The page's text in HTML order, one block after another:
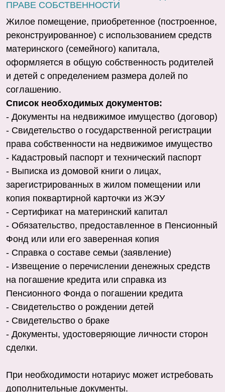
ПРАВЕ СОБСТВЕННОСТИ
Жилое помещение, приобретенное (построенное,
реконструированное) с использованием средств
материнского (семейного) капитала,
оформляется в общую собственность родителей
и детей с определением размера долей по
соглашению.
Список необходимых документов:
- Документы на недвижимое имущество (договор)
- Свидетельство о государственной регистрации
права собственности на недвижимое имущество
- Кадастровый паспорт и технический паспорт
- Выписка из домовой книги о лицах,
зарегистрированных в жилом помещении или
копия поквартирной карточки из ЖЭУ
- Сертификат на материнский капитал
- Обязательство, предоставленное в Пенсионный
Фонд или или его заверенная копия
- Справка о составе семьи (заявление)
- Извещение о перечислении денежных средств
на погашение кредита или справка из
Пенсионного Фонда о погашении кредита
- Свидетельство о рождении детей
- Свидетельство о браке
- Документы, удостоверяющие личности сторон
сделки.
При необходимости нотариус может истребовать
дополнительные документы.